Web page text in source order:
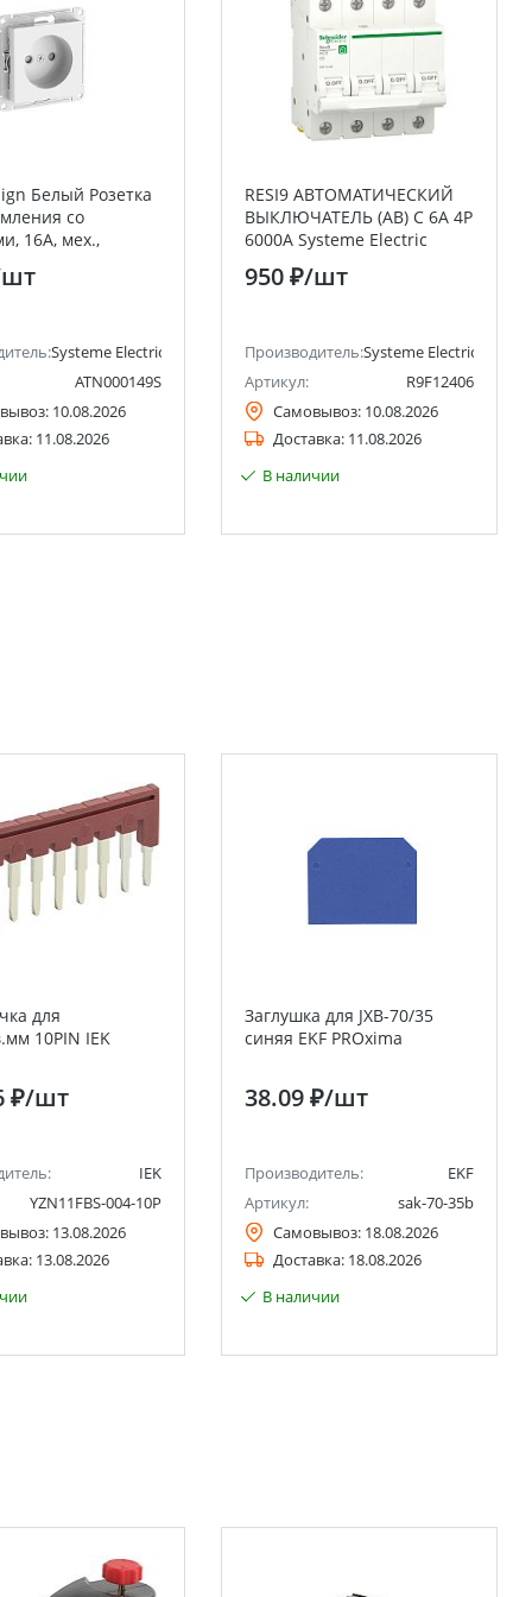
Белый Розетка
со
16А, мех.,
Systeme Electric (ранее Schneider Electric)
ATN000149S
10.08.2026
11.08.2026
RESI9 АВТОМАТИЧЕСКИЙ
ВЫКЛЮЧАТЕЛЬ (АВ) С 6А 4P
6000A Systeme Electric
(Schneider Electric)
950 ₽/шт
Производитель:Systeme Electric
Артикул:
R9F12406
Самовывоз: 10.08.2026
Доставка: 11.08.2026
В наличии
для
10PIN IEK
₽/шт
IEK
YZN11FBS-004-10P
13.08.2026
13.08.2026
Заглушка для JXB-70/35
синяя EKF PROxima
38.09 ₽/шт
Производитель:
EKF
Артикул:
sak-70-35b
Самовывоз: 18.08.2026
Доставка: 18.08.2026
В наличии